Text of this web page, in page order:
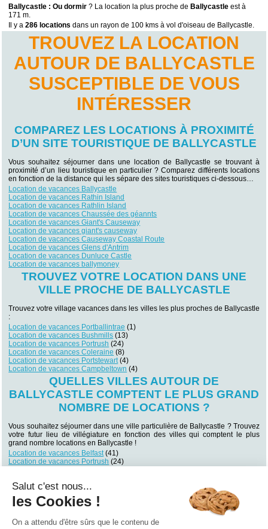
Ballycastle : Ou dormir ? La location la plus proche de Ballycastle est à
171 m.
Il y a286 locations dans un rayon de 100 kms à vol d'oiseau de Ballycastle.
TROUVEZ LA LOCATION
AUTOUR DE BALLYCASTLE
SUSCEPTIBLE DE VOUS
INTÉRESSER
COMPAREZ LES LOCATIONS À PROXIMITÉ
D’UN SITE TOURISTIQUE DE BALLYCASTLE
Vous souhaitez séjourner dans une location de Ballycastle se trouvant à
proximité d’un lieu touristique en particulier ? Comparez différents locations
en fonction de la distance qui les sépare des sites touristiques ci-dessous…
Location de vacances Ballycastle
Location de vacances Rathin Island
Location de vacances Rathlin Island
Location de vacances Chaussée des géannts
Location de vacances Giant's Causeway
Location de vacances giant's causeway
Location de vacances Causeway Coastal Route
Location de vacances Glens d'Antrim
Location de vacances Dunluce Castle
Location de vacances ballymoney
TROUVEZ VOTRE LOCATION DANS UNE
VILLE PROCHE DE BALLYCASTLE
Trouvez votre village vacances dans les villes les plus proches de Ballycastle
:
Location de vacances Portballintrae (1)
Location de vacances Bushmills (13)
Location de vacances Portrush (24)
Location de vacances Coleraine (8)
Location de vacances Portstewart(4)
Location de vacances Campbeltown (4)
QUELLES VILLES AUTOUR DE
BALLYCASTLE COMPTENT LE PLUS GRAND
NOMBRE DE LOCATIONS ?
Vous souhaitez séjourner dans une ville particulière de Ballycastle ? Trouvez
votre futur lieu de villégiature en fonction des villes qui comptent le plus
grand nombre locations en Ballycastle !
Location de vacances Belfast(41)
Location de vacances Portrush (24)
Location de vacances Coleraine
Location de vacances Campbeltown
Location de vacances Omagh
Location de vacances Letterkenny (3)
Salut c'est nous...
les Cookies !
On a attendu d'être sûrs que le contenu de